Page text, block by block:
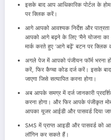
इसके बाद आप आधिकारिक पोर्टल के होम
पर क्लिक करें।
आगे आपको आवश्यक निर्देश और पात्रता
आपको आगे बढ़ने के लिए ‘मैने योजना का
मार्क करते हुए ‘आगे बढ़ें’ बटन पर क्लिक
अगले पेज में आपको पंजीयन फॉर्म भरना
करें, फिर कैप्चा कोड दर्ज करें। इसके
जाएगा जिसे सत्यापित करना होगा।
अब आपके समग्र में दर्ज जानकारी
करना होगा। और फिर आपके पंजीकृत
आपका यूजर आईडी और पासवर्ड दिया
SMS में प्राप्त आइडी और पासवर्ड
लॉगिन कर सकते हैं।